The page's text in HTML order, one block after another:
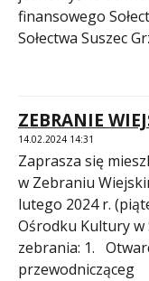
finansowego
Sołectwa Suszec
ZEBRANIE
14.02.2024 14:31
Zaprasza się
w Zebraniu
lutego 2024 r.
Ośrodku Kultury w
zebrania: 1.
przewodnicząceg